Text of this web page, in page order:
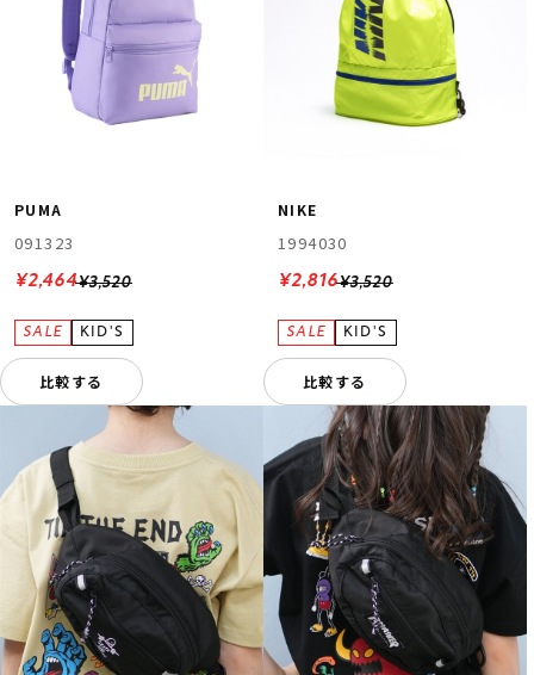
PUMA
091323
¥3,520
¥2,464
比較する
NIKE
1994030
¥3,520
¥2,816
比較する